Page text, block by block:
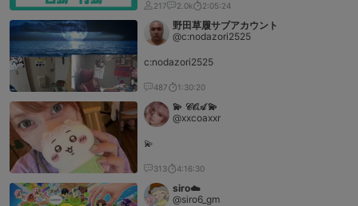
217 2.0k 2:05:24
野田草履サブアカウント
@c:nodazori2525
c:nodazori2525
487 1:30:20
💫 𝒞‌𝒪‌𝒜 💫
@xxcoaxxr
💫
313 4:16:30
siro☁️
@siro6_gm